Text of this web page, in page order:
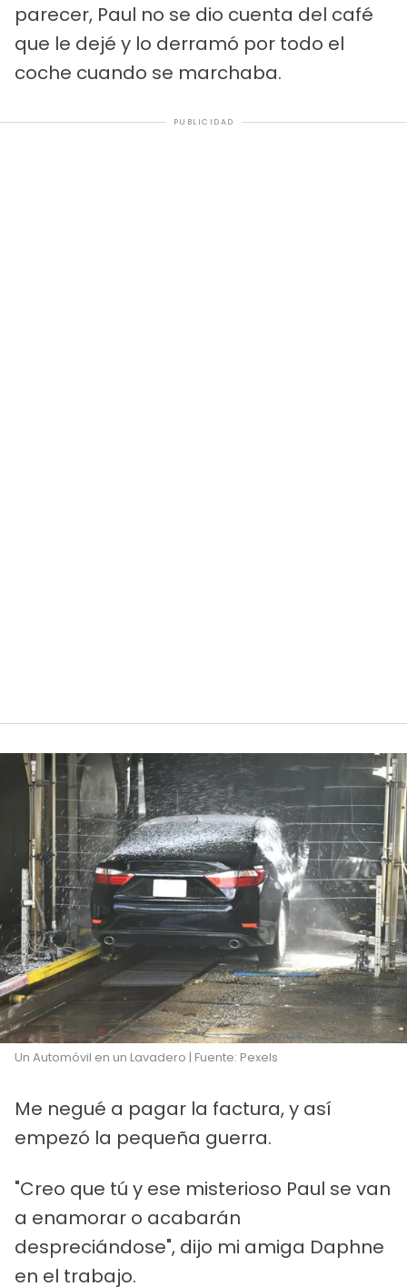
parecer, Paul no se dio cuenta del café
que le dejé y lo derramó por todo el
coche cuando se marchaba.
PUBLICIDAD
Un Automóvil en un Lavadero | Fuente: Pexels
Me negué a pagar la factura, y así
empezó la pequeña guerra.
"Creo que tú y ese misterioso Paul se van
a enamorar o acabarán
despreciándose", dijo mi amiga Daphne
en el trabajo.